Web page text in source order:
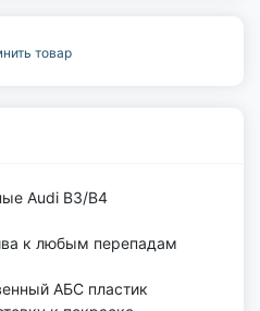
товар
Audi B3/B4
к любым перепадам
АБС пластик